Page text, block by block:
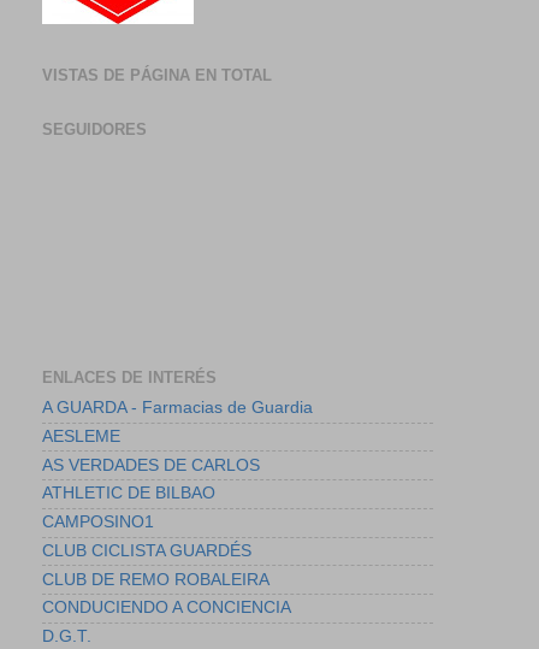
VISTAS DE PÁGINA EN TOTAL
SEGUIDORES
ENLACES DE INTERÉS
A GUARDA - Farmacias de Guardia
AESLEME
AS VERDADES DE CARLOS
ATHLETIC DE BILBAO
CAMPOSINO1
CLUB CICLISTA GUARDÉS
CLUB DE REMO ROBALEIRA
CONDUCIENDO A CONCIENCIA
D.G.T.